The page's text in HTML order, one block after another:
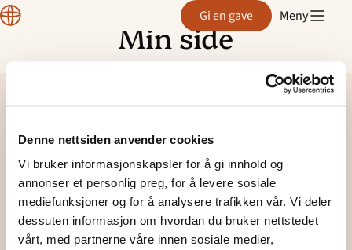
Denne nettsiden anvender cookies
Vi bruker informasjonskapsler for å gi innhold og
annonser et personlig preg, for å levere sosiale
mediefunksjoner og for å analysere trafikken vår. Vi deler
dessuten informasjon om hvordan du bruker nettstedet
vårt, med partnerne våre innen sosiale medier,
til
Region
VeBu Gi en gave Meny
Min side
Region
VeBu
Personvern